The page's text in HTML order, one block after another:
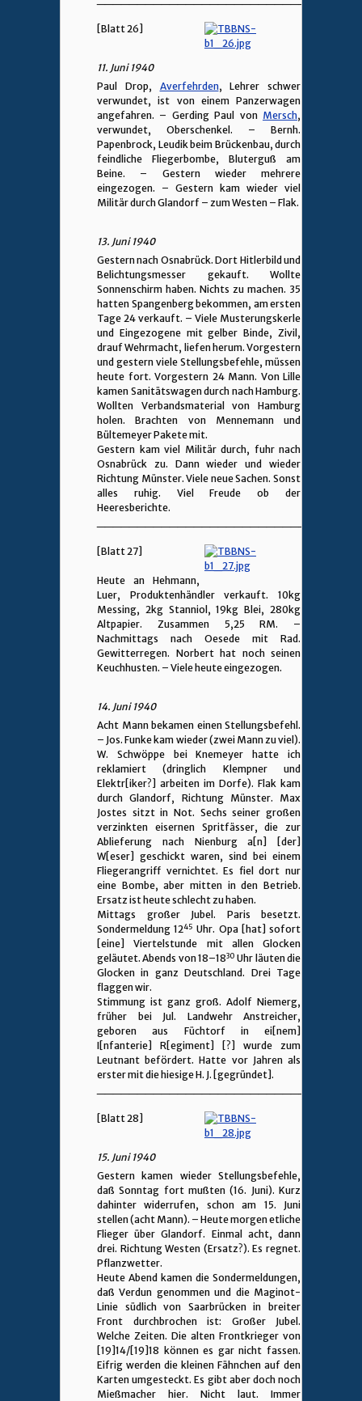
[Blatt 26]
11. Juni 1940
Paul Drop, Averfehrden, Lehrer schwer
verwundet, ist von einem Panzerwagen
angefahren. – Gerding Paul von Mersch,
verwundet, Oberschenkel. – Bernh.
Papenbrock, Leudik beim Brückenbau, durch
feindliche Fliegerbombe, Bluterguß am
Beine. – Gestern wieder mehrere
eingezogen. – Gestern kam wieder viel
Militär durch Glandorf – zum Westen – Flak.
13. Juni 1940
Gestern nach Osnabrück. Dort Hitlerbild und
Belichtungsmesser gekauft. Wollte
Sonnenschirm haben. Nichts zu machen. 35
hatten Spangenberg bekommen, am ersten
Tage 24 verkauft. – Viele Musterungskerle
und Eingezogene mit gelber Binde, Zivil,
drauf Wehrmacht, liefen herum. Vorgestern
und gestern viele Stellungsbefehle, müssen
heute fort. Vorgestern 24 Mann. Von Lille
kamen Sanitätswagen durch nach Hamburg.
Wollten Verbandsmaterial von Hamburg
holen. Brachten von Mennemann und
Bültemeyer Pakete mit.
Gestern kam viel Militär durch, fuhr nach
Osnabrück zu. Dann wieder und wieder
Richtung Münster. Viele neue Sachen. Sonst
alles ruhig. Viel Freude ob der
Heeresberichte.
[Blatt 27]
Heute an Hehmann,
Luer, Produktenhändler verkauft. 10kg
Messing, 2kg Stanniol, 19kg Blei, 280kg
Altpapier. Zusammen 5,25 RM. –
Nachmittags nach Oesede mit Rad.
Gewitterregen. Norbert hat noch seinen
Keuchhusten. – Viele heute eingezogen.
14. Juni 1940
Acht Mann bekamen einen Stellungsbefehl.
– Jos. Funke kam wieder (zwei Mann zu viel).
W. Schwöppe bei Knemeyer hatte ich
reklamiert (dringlich Klempner und
Elektr[iker?] arbeiten im Dorfe). Flak kam
durch Glandorf, Richtung Münster. Max
Jostes sitzt in Not. Sechs seiner großen
verzinkten eisernen Spritfässer, die zur
Ablieferung nach Nienburg a[n] [der]
W[eser] geschickt waren, sind bei einem
Fliegerangriff vernichtet. Es fiel dort nur
eine Bombe, aber mitten in den Betrieb.
Ersatz ist heute schlecht zu haben.
Mittags großer Jubel. Paris besetzt.
Sondermeldung 1245 Uhr. Opa [hat] sofort
[eine] Viertelstunde mit allen Glocken
geläutet. Abends von 18–1830 Uhr läuten die
Glocken in ganz Deutschland. Drei Tage
flaggen wir.
Stimmung ist ganz groß. Adolf Niemerg,
früher bei Jul. Landwehr Anstreicher,
geboren aus Füchtorf in ei[nem]
I[nfanterie] R[egiment] [?] wurde zum
Leutnant befördert. Hatte vor Jahren als
erster mit die hiesige H. J. [gegründet].
[Blatt 28]
15. Juni 1940
Gestern kamen wieder Stellungsbefehle,
daß Sonntag fort mußten (16. Juni). Kurz
dahinter widerrufen, schon am 15. Juni
stellen (acht Mann). – Heute morgen etliche
Flieger über Glandorf. Einmal acht, dann
drei. Richtung Westen (Ersatz?). Es regnet.
Pflanzwetter.
Heute Abend kamen die Sondermeldungen,
daß Verdun genommen und die Maginot-
Linie südlich von Saarbrücken in breiter
Front durchbrochen ist: Großer Jubel.
Welche Zeiten. Die alten Frontkrieger von
[19]14/[19]18 können es gar nicht fassen.
Eifrig werden die kleinen Fähnchen auf den
Karten umgesteckt. Es gibt aber doch noch
Mießmacher hier. Nicht laut. Immer